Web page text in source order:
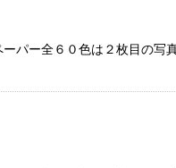
ー全６０色は２枚目の写